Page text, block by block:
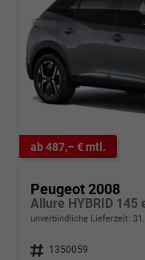
ab 487,– € mtl.
Peugeot 2008
unverbindliche Lieferzeit:
Fahrzeugnr. 1350059